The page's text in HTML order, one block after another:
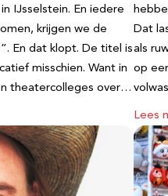
IJsselstein. En iedere
krijgen we de
En dat klopt. De titel is
misschien. Want in
theatercolleges over…
Dat
als
op
Lees